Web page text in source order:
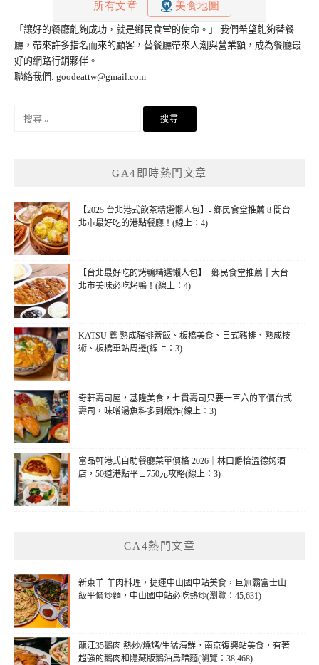
「讓好的餐廳能夠成功，就是鄉民食堂的使命。」 我們希望能夠替餐
廳，帶來許多指名而來的顧客，替餐廳帶來人潮與營業額，成為餐廳最
好的網路行銷夥伴。
聯絡我們: goodeattw@gmail.com
GA4即時熱門文章
【2025 台北港式飲茶精選懶人包】- 鄉民食堂推薦 8 間台
北市最好吃的港點餐廳！(線上：4)
【台北最好吃的烤鴨精選懶人包】- 鄉民食堂推薦十大台
北市美味必吃烤鴨！(線上：4)
KATSU 鑫 熟成豬排蓋飯、板橋美食、日式豬排、熟成技
術、板橋車站周邊(線上：3)
奇軒壽司屋，基隆美食，七貫壽司只要一百六的平價台式
壽司，味噌湯魚料多到爆炸(線上：3)
富品軒港式自助餐廳菜單價格 2026｜林口爵怡溫德姆酒
店，50道港點平日750元攻略(線上：3)
GA4熱門文章
新東羊-羊肉料理，捷運中山國中站美食，巨無霸富士山
級平價炒麵，中山國中站必吃熱炒(瀏覽：45,631)
龍江35鵝肉 熱炒/燒烤/生猛海鮮，南京復興站美食，有著
超強的鵝肉和隱藏版鵝油烏醋麵(瀏覽：38,468)